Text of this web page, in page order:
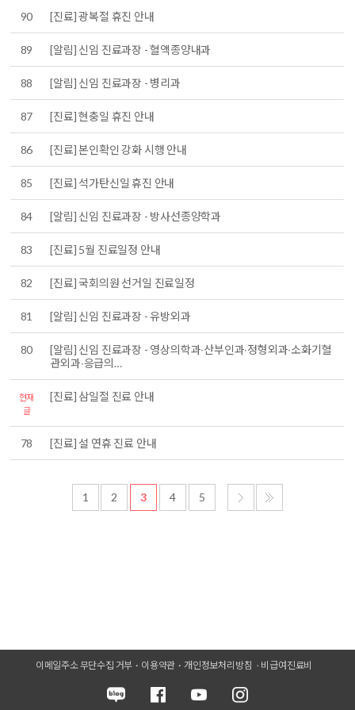
90 [진료] 광복절 휴진 안내
89 [알림] 신임 진료과장 - 혈액종양내과
88 [알림] 신임 진료과장 - 병리과
87 [진료] 현충일 휴진 안내
86 [진료] 본인확인 강화 시행 안내
85 [진료] 석가탄신일 휴진 안내
84 [알림] 신임 진료과장 - 방사선종양학과
83 [진료] 5월 진료일정 안내
82 [진료] 국회의원 선거일 진료일정
81 [알림] 신임 진료과장 - 유방외과
80
[알림] 신임 진료과장 - 영상의학과∙산부인과∙정형외과∙소화기혈
관외과∙응급의…
현재
글
[진료] 삼일절 진료 안내
78 [진료] 설 연휴 진료 안내
1 2 3 4 5
이메일주소 무단수집 거부 이용약관 개인정보처리방침 비급여진료비